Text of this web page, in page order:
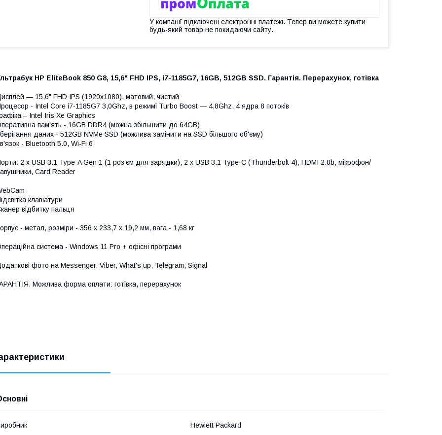
У компанії підключені електронні платежі. Тепер ви можете купити
будь-який товар не покидаючи сайту.
HP EliteBook 850 G8, 15,6" FHD IPS, i7-1185G7, 16GB, 512GB SSD. Гарантія. Перерахунок, готівка
— 15,6" FHD IPS (1920x1080), матовий, чистий
- Intel Core i7-1185G7 3,0Ghz, в режимі Turbo Boost ― 4,8Ghz, 4 ядра 8 потоків
– Intel Iris Xe Graphics
пам'ять - 16GB DDR4 (можна збільшити до 64GB)
даних - 512GB NVMe SSD (можлива замінити на SSD більшого об'єму)
- Bluetooth 5.0, Wi-Fi 6
2 x USB 3.1 Type-A Gen 1 (1 роз'єм для зарядки), 2 x USB 3.1 Type-C (Thunderbolt 4), HDMI 2.0b, мікрофон/
Card Reader
клавіатури
відбитку пальця
- метал, розміри - 356 x 233,7 x 19,2 мм, вага - 1,68 кг
система - Windows 11 Pro + офісні програми
фото на Messenger, Viber, What's up, Telegram, Signal
Можлива форма оплати: готівка, пеpерахунок
Hewlett Packard